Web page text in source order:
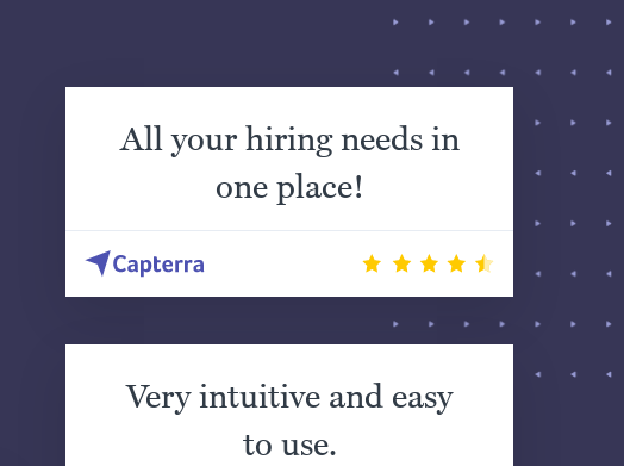
All your hiring needs in
one place!
Very intuitive and easy
to use.